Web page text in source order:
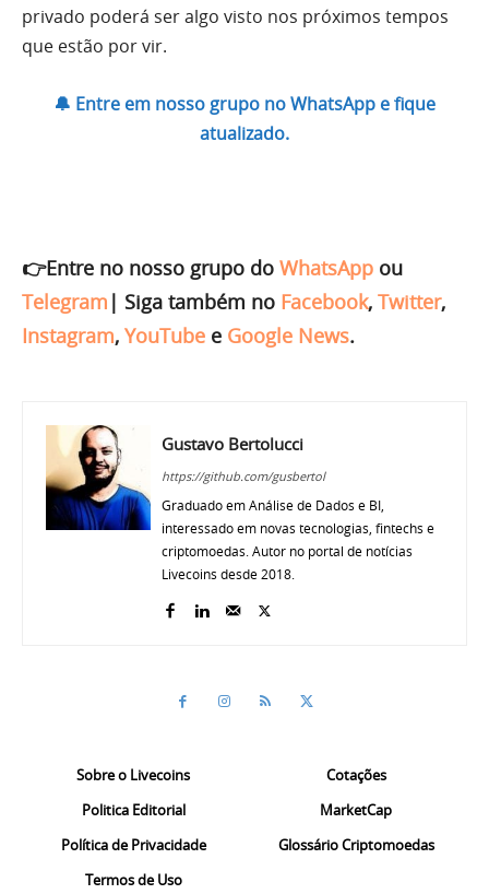
privado poderá ser algo visto nos próximos tempos
que estão por vir.
🔔 Entre em nosso grupo no WhatsApp e fique
atualizado.
👉Entre no nosso grupo do WhatsApp ou
Telegram | Siga também no Facebook, Twitter,
Instagram, YouTube e Google News.
Gustavo Bertolucci
https://github.com/gusbertol
Graduado em Análise de Dados e BI,
interessado em novas tecnologias, fintechs e
criptomoedas. Autor no portal de notícias
Livecoins desde 2018.
Sobre o Livecoins
Politica Editorial
Política de Privacidade
Termos de Uso
Cotações
MarketCap
Glossário Criptomoedas